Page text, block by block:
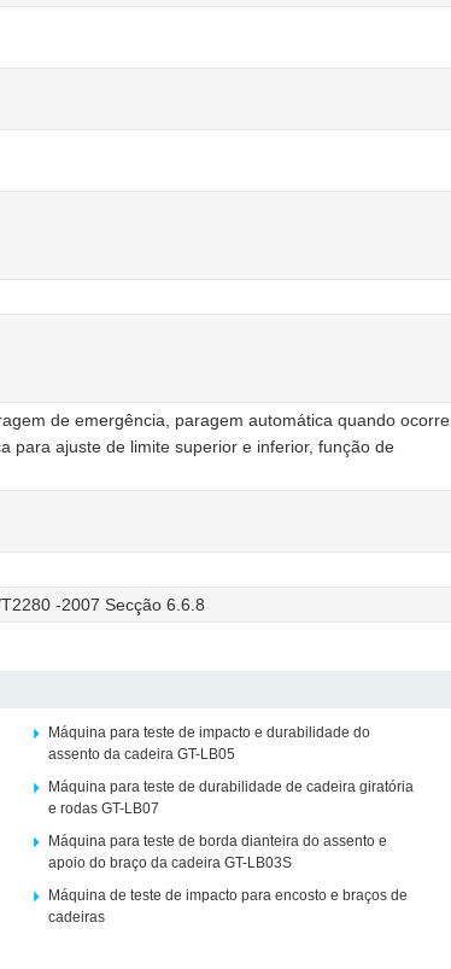
de emergência, paragem automática quando ocorre
para ajuste de limite superior e inferior, função de
-2007 Secção 6.6.8
Máquina para teste de impacto e durabilidade do
assento da cadeira GT-LB05
Máquina para teste de durabilidade de cadeira giratória
e rodas GT-LB07
Máquina para teste de borda dianteira do assento e
apoio do braço da cadeira GT-LB03S
Máquina de teste de impacto para encosto e braços de
cadeiras